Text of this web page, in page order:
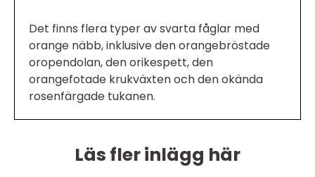
Det finns flera typer av svarta fåglar med
orange näbb, inklusive den orangebröstade
oropendolan, den orikespett, den
orangefotade krukväxten och den okända
rosenfärgade tukanen.
Läs fler inlägg här